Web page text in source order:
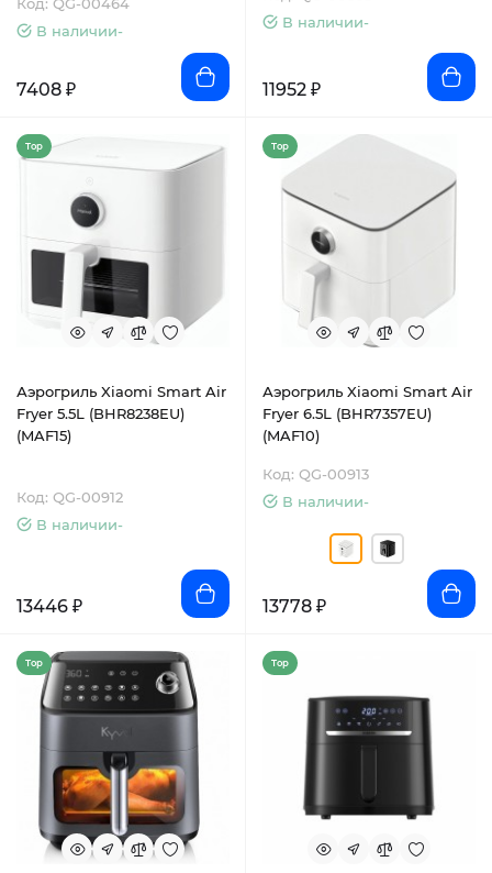
В наличии-
7408 ₽
В наличии-
11952 ₽
Top
Аэрогриль Xiaomi Smart Air
Fryer 5.5L (BHR8238EU)
(MAF15)
Код: QG-00912
В наличии-
13446 ₽
Top
Аэрогриль Xiaomi Smart Air
Fryer 6.5L (BHR7357EU)
(MAF10)
Код: QG-00913
В наличии-
13778 ₽
Top Top